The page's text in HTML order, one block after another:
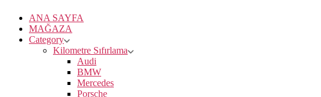
ANA SAYFA
MAĞAZA
Category
Kilometre Sıfırlama
Audi
BMW
Mercedes
Porsche